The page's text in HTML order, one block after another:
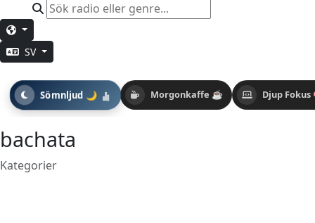
SV
Morgonkaffe ☕ Djup Fokus
Sömnljud 🌙
bachata
Kategorier